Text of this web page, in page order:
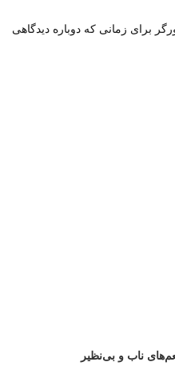
برای زمانی که دوباره دیدگاهی
ناب و بی‌نظیر